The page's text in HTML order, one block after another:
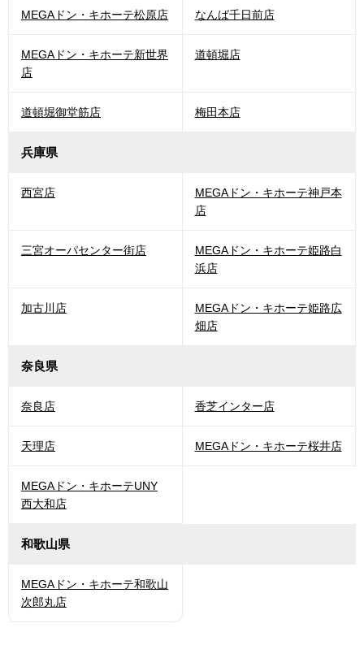
MEGAドン・キホーテ松原店 なんば千日前店
MEGAドン・キホーテ新世界
店
道頓堀店
道頓堀御堂筋店 梅田本店
兵庫県
西宮店
MEGAドン・キホーテ神戸本
店
三宮オーパセンター街店
MEGAドン・キホーテ姫路白
浜店
加古川店
MEGAドン・キホーテ姫路広
畑店
奈良県
奈良店 香芝インター店
天理店 MEGAドン・キホーテ桜井店
MEGAドン・キホーテUNY
西大和店
和歌山県
MEGAドン・キホーテ和歌山
次郎丸店